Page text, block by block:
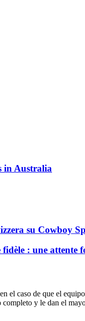
in Australia
su Cowboy
: une attente
caso de que el
y le dan el